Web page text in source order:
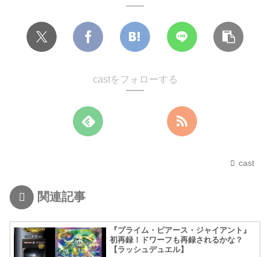
castをフォローする
cast
関連記事
『プライム・ピアース・ジャイアント』
初再録！ドワーフも再録されるかな？
【ラッシュデュエル】